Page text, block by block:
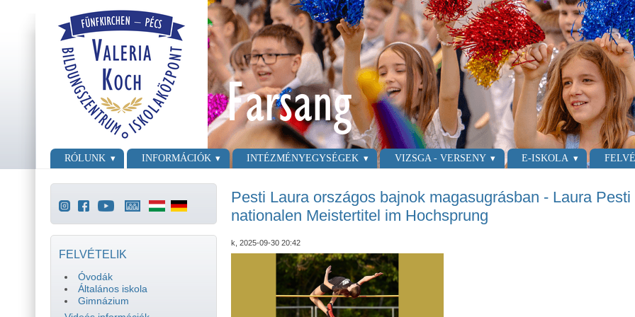
FőmenüRÓLUNK INFORMÁCIÓK INTÉZMÉNYEGYSÉGEK VIZSGA - VERSENY E-ISKOLA
FELVÉTELIK
Óvodák
Általános iskola
Gimnázium
Pesti Laura országos bajnok magasugrásban - Laura Pesti
nationalen Meistertitel im Hochsprung
k, 2025-09-30 20:42